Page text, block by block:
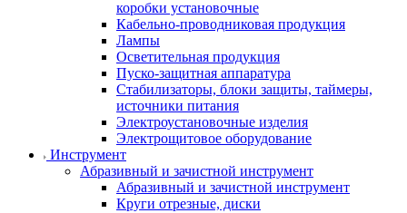
коробки установочные
Кабельно-проводниковая продукция
Лампы
Осветительная продукция
Пуско-защитная аппаратура
Стабилизаторы, блоки защиты, таймеры,
источники питания
Электроустановочные изделия
Электрощитовое оборудование
Инструмент
Абразивный и зачистной инструмент
Абразивный и зачистной инструмент
Круги отрезные, диски